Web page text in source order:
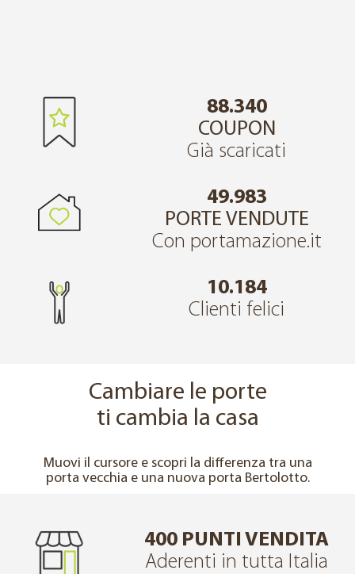
88.340
COUPON
Già scaricati
49.983
PORTE VENDUTE
Con portamazione.it
10.184
Clienti felici
Cambiare le porte
ti cambia la casa
PRIMA DOPO
Muovi il cursore e scopri la differenza tra una
porta vecchia e una nuova porta Bertolotto.
400 PUNTI VENDITA
Aderenti in tutta Italia